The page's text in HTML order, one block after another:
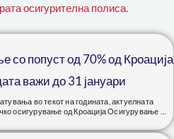
осигурителна полиса.
со попуст од 70% од Кроација
важи до 31 јануари
во текот на годината, актуелната
осигурување од Кроација Осигурување …